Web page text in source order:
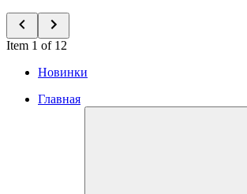
Item 1 of 12
Новинки
Главная